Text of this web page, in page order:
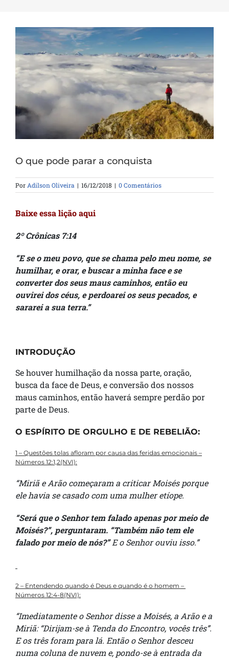
O que pode parar a conquista
Por Adilson Oliveira | 16/12/2018 | 0 Comentários
Baixe essa lição aqui
2º Crônicas 7:14
“E se o meu povo, que se chama pelo meu nome, se
humilhar, e orar, e buscar a minha face e se
converter dos seus maus caminhos, então eu
ouvirei dos céus, e perdoarei os seus pecados, e
sararei a sua terra.”
INTRODUÇÃO
Se houver humilhação da nossa parte, oração,
busca da face de Deus, e conversão dos nossos
maus caminhos, então haverá sempre perdão por
parte de Deus.
O ESPÍRITO DE ORGULHO E DE REBELIÃO:
1 – Questões tolas afloram por causa das feridas emocionais –
Números 12:1,2(NVI):
“Miriã e Arão começaram a criticar Moisés porque
ele havia se casado com uma mulher etíope.
“Será que o Senhor tem falado apenas por meio de
Moisés?”, perguntaram. “Também não tem ele
falado por meio de nós?”E o Senhor ouviu isso.”
2 – Entendendo quando é Deus e quando é o homem –
Números 12:4-8(NVI):
“Imediatamente o Senhor disse a Moisés, a Arão e a
Miriã: “Dirijam-se à Tenda do Encontro, vocês três”.
E os três foram para lá. Então o Senhor desceu
numa coluna de nuvem e, pondo-se à entrada da